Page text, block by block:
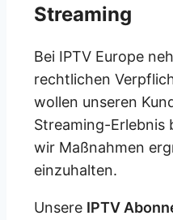
Streaming
Bei IPTV Europe
rechtlichen
wollen unseren
Streaming-Erlebnis
wir Maßnahmen
einzuhalten.
Unsere IPTV